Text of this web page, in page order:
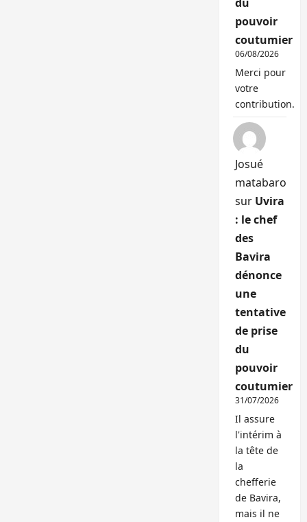
pouvoir
coutumier
06/08/2026
Merci pour
votre
contribution.
Josué
matabaro
sur Uvira
: le chef
des
Bavira
dénonce
une
tentative
de prise
du
pouvoir
coutumier
31/07/2026
Il assure
l'intérim à
la tête de
la
chefferie
de Bavira,
mais il ne